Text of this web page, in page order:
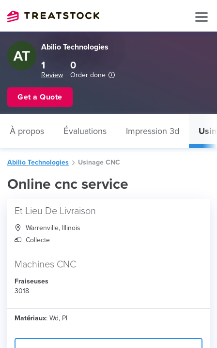
Abilio Technologies
1
Review
0
Order done
Get a Quote
À propos Évaluations Impression 3d
Abilio Technologies Usinage CNC
Online cnc service
Et Lieu De Livraison
Warrenville, Illinois
Collecte
Machines CNC
Fraiseuses
3018
Matériaux: Wd, Pl